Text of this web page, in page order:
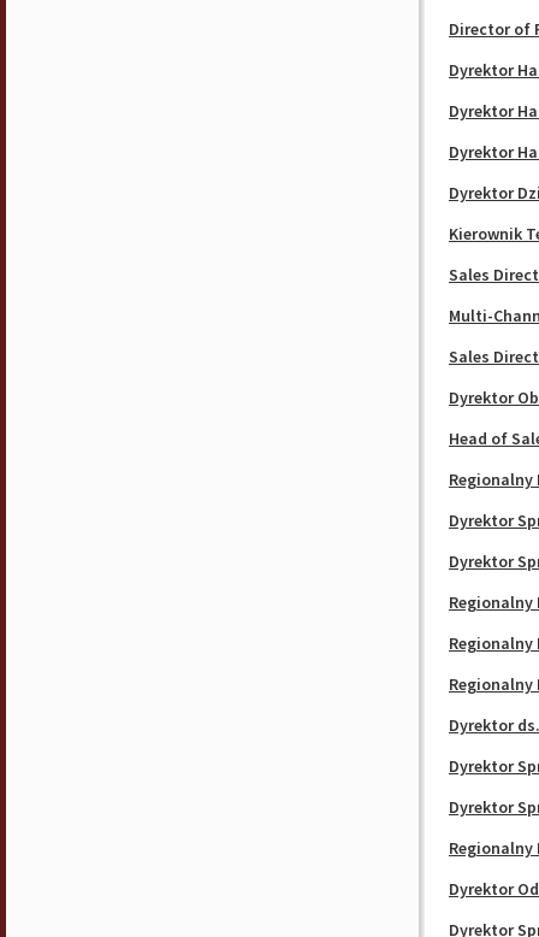
Director of
Dyrektor
Dyrektor
Dyrektor
Dyrektor
Kierownik
Sales
Multi-
Sales
Dyrektor
Head of
Regionalny
Dyrektor
Dyrektor
Regionalny
Regionalny
Regionalny
Dyrektor
Dyrektor
Dyrektor
Regionalny
Dyrektor
Dyrektor